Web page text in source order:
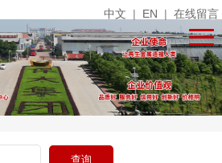
中文 | EN | 在线留言